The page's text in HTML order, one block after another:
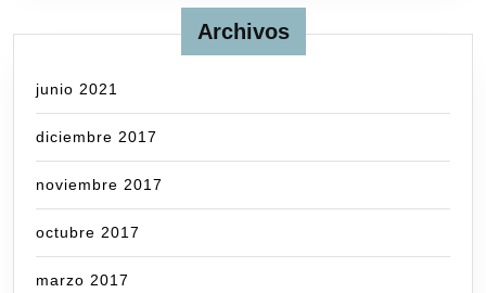
Archivos
junio 2021
diciembre 2017
noviembre 2017
octubre 2017
marzo 2017